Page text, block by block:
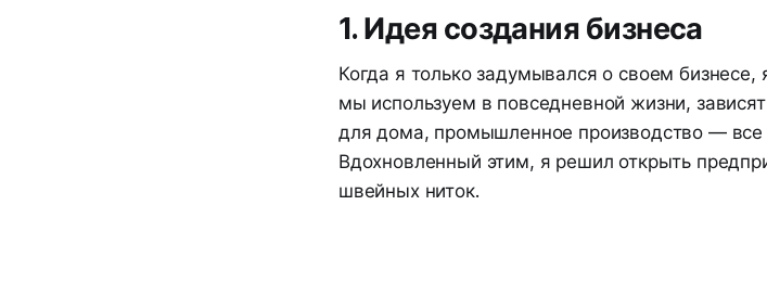
1. Идея создания бизнеса
Когда я только задумывался о своем
мы используем в повседневной жизни,
для дома, промышленное производство — все
Вдохновленный этим, я решил открыть
швейных ниток.